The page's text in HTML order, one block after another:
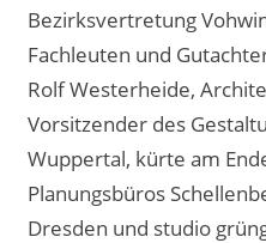
Bezirksvertretung
Fachleuten und
Rolf Westerheide,
Vorsitzender des
Wuppertal, kürte am
Planungsbüros
Dresden und studio